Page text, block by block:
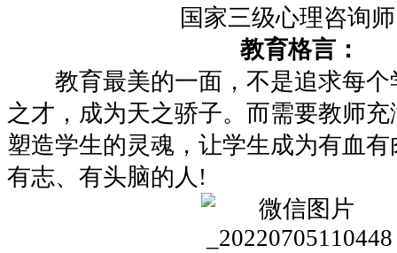
国家三级心理咨询
教育格言：
教育最美的一面，不是追求每个
之才，成为天之骄子。而需要教师
塑造学生的灵魂，让学生成为有血
有志、有头脑的人!